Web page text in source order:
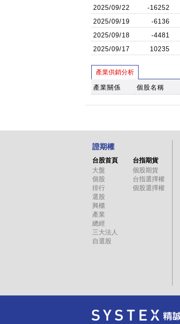
2025/09/22
-16252
2025/09/19
-6136
2025/09/18
-4481
2025/09/17
10235
產業供銷分析
產業關係 個股名稱
證期權
台股首頁
大盤
個股
排行
選股
興櫃
產業
總經
三大法人
自選股
台指期貨
個股期貨
台指選擇權
個股選擇權